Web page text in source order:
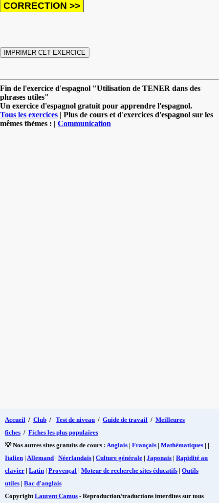
Fin de l'exercice d'espagnol "Utilisation de TENER dans des
phrases utiles"
Un exercice d'espagnol gratuit pour apprendre l'espagnol.
Tous les exercices | Plus de cours et d'exercices d'espagnol sur les
mêmes thèmes : | Communication
Accueil / Club / Test de niveau / Guide de travail / Meilleures
fiches / Fiches les plus populaires
💡 Nos autres sites gratuits de cours : Anglais | Français | Mathématiques | |
Italien | Allemand | Néerlandais | Culture générale | Japonais | Rapidité au
clavier | Latin | Provençal | Moteur de recherche sites éducatifs | Outils
utiles | Bac d'anglais
Copyright Laurent Camus - Reproduction/traductions interdites sur tous